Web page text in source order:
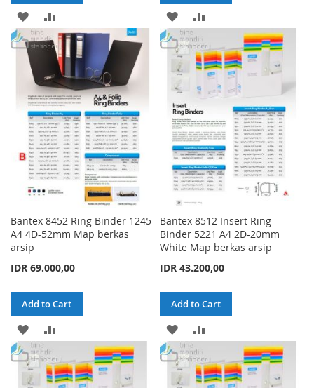
ADD
TO
WISH
LIST
TO
COMPARE
ADD
TO
WISH
LIST
COMPARE
Bantex 8452 Ring Binder 1245
A4 4D-52mm Map berkas
arsip
IDR 69.000,00
Add to Cart
ADD
TO
WISHCOMPARE
Bantex 8512 Insert Ring
Binder 5221 A4 2D-20mm
White Map berkas arsip
IDR 43.200,00
Add to Cart
ADD
TO
WISHCOMPARE